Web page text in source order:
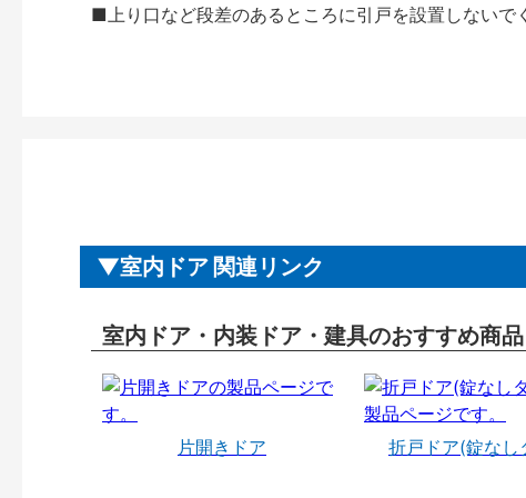
■上り口など段差のあるところに引戸を設置しないで
室内ドア 関連リンク
室内ドア・内装ドア・建具のおすすめ商品
片開きドア 折戸ドア(錠なし